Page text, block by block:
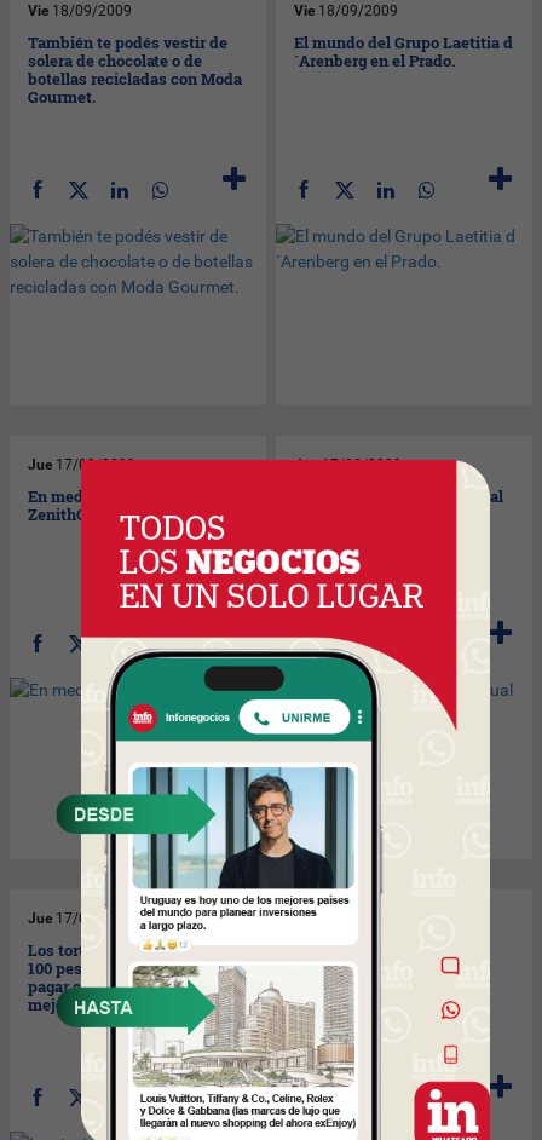
Vie 18/09/2009
También te podés vestir de
solera de chocolate o de
botellas recicladas con Moda
Gourmet.
Vie 18/09/2009
El mundo del Grupo Laetitia d
´Arenberg en el Prado.
Jue 17/09/2009
En medio de
ZenithOptimedia.
Jue17/09/2009
La Expo Prado convoca igual
Jue 17/09/2009
Los tortafriteros, que ganan
100 pesos por día, quieren
pagar el monotributo y
mejorar higiene.
Jue
Recién en 2011 tendremos
banda ancha de verdad.